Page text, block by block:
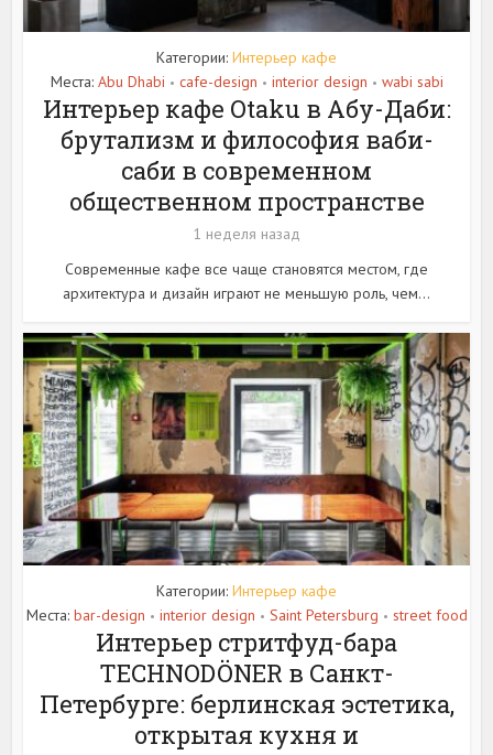
Категории: Интерьер кафе
Места: Abu Dhabi • cafe-design • interior design • wabi sabi
Интерьер кафе Otaku в Абу-Даби:
брутализм и философия ваби-
саби в современном
общественном пространстве
1 неделя назад
Современные кафе все чаще становятся местом, где
архитектура и дизайн играют не меньшую роль, чем...
Категории: Интерьер кафе
Места: bar-design • interior design • Saint Petersburg • street food
Интерьер стритфуд-бара
TECHNODÖNER в Санкт-
Петербурге: берлинская эстетика,
открытая кухня и